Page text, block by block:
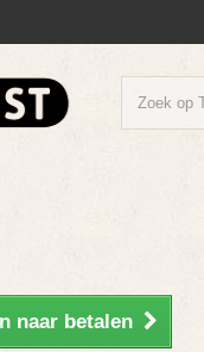
naar betalen